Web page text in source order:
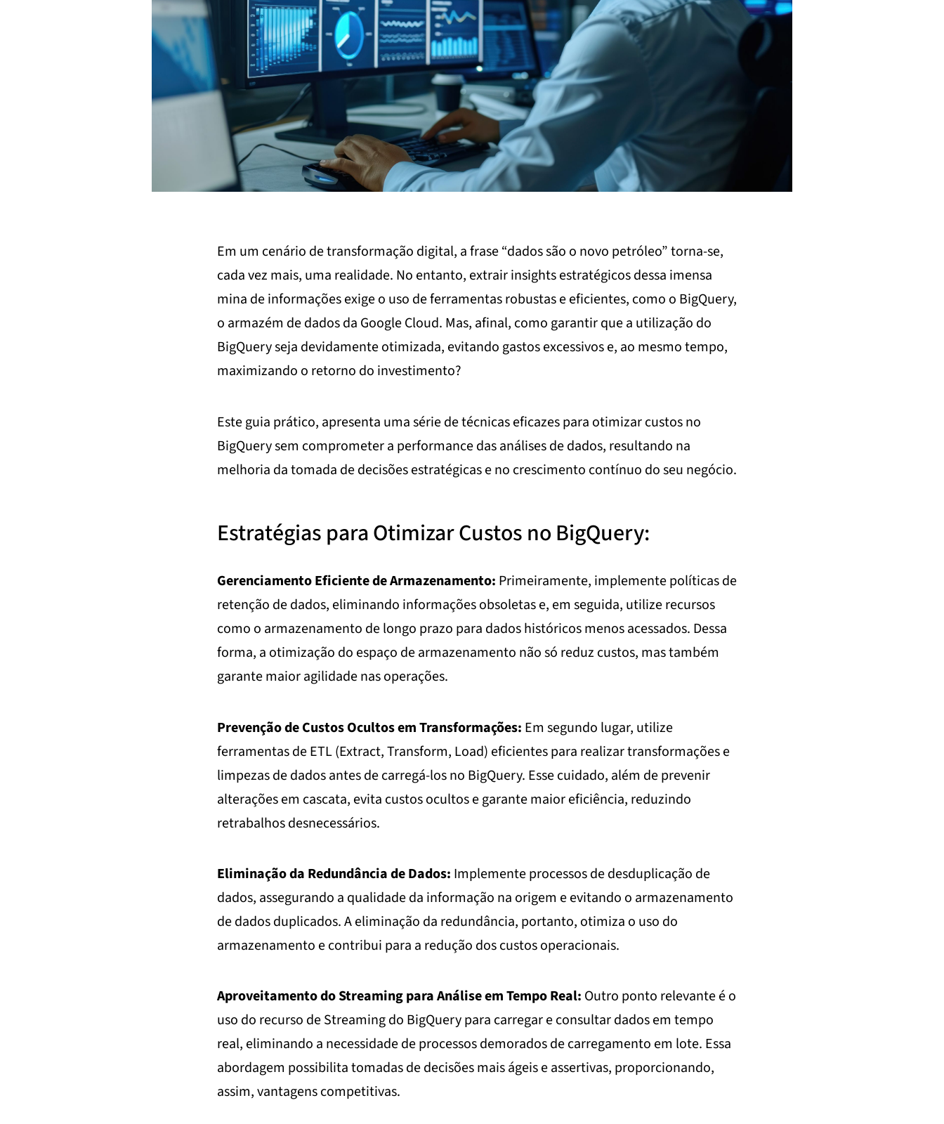
Em um cenário de transformação digital, a frase “dados são o novo petróleo” torna-se,
cada vez mais, uma realidade. No entanto, extrair insights estratégicos dessa imensa
mina de informações exige o uso de ferramentas robustas e eficientes, como o BigQuery,
o armazém de dados da Google Cloud. Mas, afinal, como garantir que a utilização do
BigQuery seja devidamente otimizada, evitando gastos excessivos e, ao mesmo tempo,
maximizando o retorno do investimento?
Este guia prático, apresenta uma série de técnicas eficazes para otimizar custos no
BigQuery sem comprometer a performance das análises de dados, resultando na
melhoria da tomada de decisões estratégicas e no crescimento contínuo do seu negócio.
Estratégias para Otimizar Custos no BigQuery:
Gerenciamento Eficiente de Armazenamento: Primeiramente, implemente políticas de
retenção de dados, eliminando informações obsoletas e, em seguida, utilize recursos
como o armazenamento de longo prazo para dados históricos menos acessados. Dessa
forma, a otimização do espaço de armazenamento não só reduz custos, mas também
garante maior agilidade nas operações.
Prevenção de Custos Ocultos em Transformações: Em segundo lugar, utilize
ferramentas de ETL (Extract, Transform, Load) eficientes para realizar transformações e
limpezas de dados antes de carregá-los no BigQuery. Esse cuidado, além de prevenir
alterações em cascata, evita custos ocultos e garante maior eficiência, reduzindo
retrabalhos desnecessários.
Eliminação da Redundância de Dados: Implemente processos de desduplicação de
dados, assegurando a qualidade da informação na origem e evitando o armazenamento
de dados duplicados. A eliminação da redundância, portanto, otimiza o uso do
armazenamento e contribui para a redução dos custos operacionais.
Aproveitamento do Streaming para Análise em Tempo Real: Outro ponto relevante é o
uso do recurso de Streaming do BigQuery para carregar e consultar dados em tempo
real, eliminando a necessidade de processos demorados de carregamento em lote. Essa
abordagem possibilita tomadas de decisões mais ágeis e assertivas, proporcionando,
assim, vantagens competitivas.